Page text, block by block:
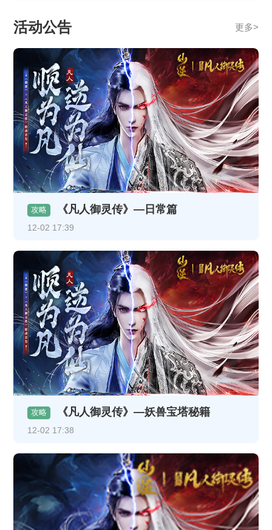
活动公告 更多>
攻略 《凡人御灵传》—日常篇
12-02 17:39
攻略 《凡人御灵传》—妖兽宝塔秘籍
12-02 17:38